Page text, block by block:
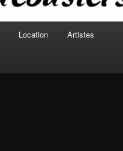
Location Artistes